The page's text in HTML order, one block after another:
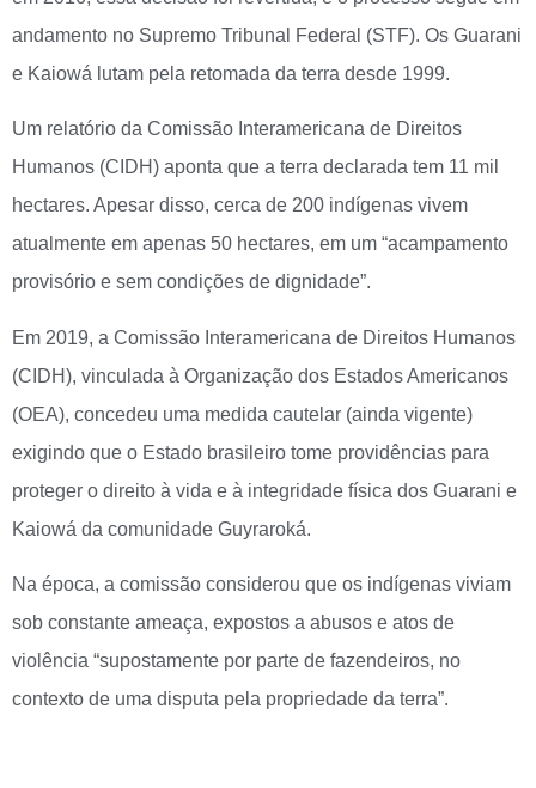
andamento no Supremo Tribunal Federal (STF). Os Guarani
e Kaiowá lutam pela retomada da terra desde 1999.
Um relatório da Comissão Interamericana de Direitos
Humanos (CIDH) aponta que a terra declarada tem 11 mil
hectares. Apesar disso, cerca de 200 indígenas vivem
atualmente em apenas 50 hectares, em um “acampamento
provisório e sem condições de dignidade”.
Em 2019, a Comissão Interamericana de Direitos Humanos
(CIDH), vinculada à Organização dos Estados Americanos
(OEA), concedeu uma medida cautelar (ainda vigente)
exigindo que o Estado brasileiro tome providências para
proteger o direito à vida e à integridade física dos Guarani e
Kaiowá da comunidade Guyraroká.
Na época, a comissão considerou que os indígenas viviam
sob constante ameaça, expostos a abusos e atos de
violência “supostamente por parte de fazendeiros, no
contexto de uma disputa pela propriedade da terra”.